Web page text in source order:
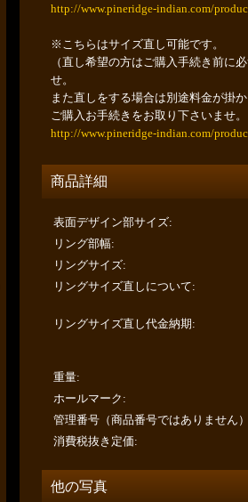
http://www.pineridge-indian.com/
※こちらはサイズ直し可能です。
（直し希望の方はご購入手続き前に
せ。
また直しをする場合は別途料金が掛
ご購入お手続きをお取り下さいませ。
http://www.pineridge-indian.com/
商品詳細
表面デザイン部サイズ:
リング部幅:
リングサイズ:
リングサイズ直しについて:
リングサイズ直し代金納期:
重量:
ホールマーク :
管理番号（商品番号ではありません）
消費税抜き定価:
他の写真